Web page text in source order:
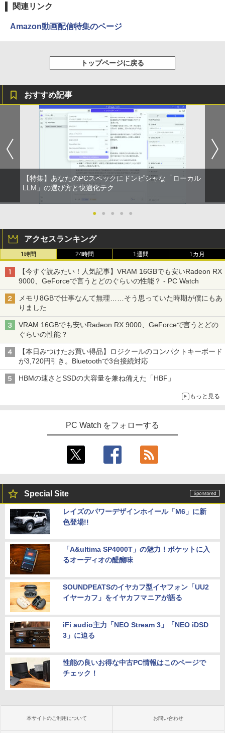
関連リンク
Amazon動画配信特集のページ
トップページに戻る
おすすめ記事
【特集】あなたのPCスペックにドンピシャな「ローカル
LLM」の選び方と快適化テク
● ● ● ● ●
アクセスランキング
1時間 24時間 1週間 1カ月
【今すぐ読みたい！人気記事】VRAM 16GBでも安いRadeon RX
9000、GeForceで言うとどのぐらいの性能？ - PC Watch
メモリ8GBで仕事なんて無理……そう思っていた時期が僕にもあ
りました
VRAM 16GBでも安いRadeon RX 9000、GeForceで言うとどの
ぐらいの性能？
【本日みつけたお買い得品】ロジクールのコンパクトキーボード
が3,720円引き。Bluetoothで3台接続対応
HBMの速さとSSDの大容量を兼ね備えた「HBF」
もっと見る
PC Watch をフォローする
Special Site
レイズのパワーデザインホイール「M6」に新
色登場!!
「A&ultima SP4000T」の魅力！ポケットに入
るオーディオの醍醐味
SOUNDPEATSのイヤカフ型イヤフォン「UU2
イヤーカフ」をイヤカフマニアが語る
iFi audio主力「NEO Stream 3」「NEO iDSD
3」に迫る
性能の良いお得な中古PC情報はこのページで
チェック！
本サイトのご利用について お問い合わせ